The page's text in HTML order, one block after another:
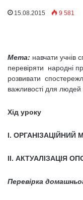
15.08.2015 9 581
Мета: навчати учнів
перевіряти народні
розвивати
важливості для людей
Хід уроку
І. ОРГАНІЗАЦІЙНИЙ
ІІ. АКТУАЛІЗАЦІЯ
Перевірка